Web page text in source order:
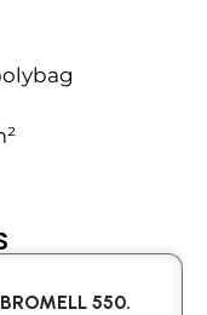
BROMELL 550.